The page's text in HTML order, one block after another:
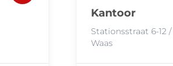
Kantoor
Stationsstraat 6-12
Waas